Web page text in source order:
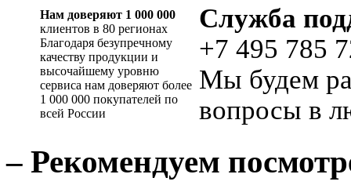
Нам доверяют 1 000 000
клиентов в 80 регионах
Благодаря безупречному
качеству продукции и
высочайшему уровню
сервиса нам доверяют более
1 000 000 покупателей по
всей России
Служба
+7 495 785
Мы будем
вопросы в
– Рекомендуем